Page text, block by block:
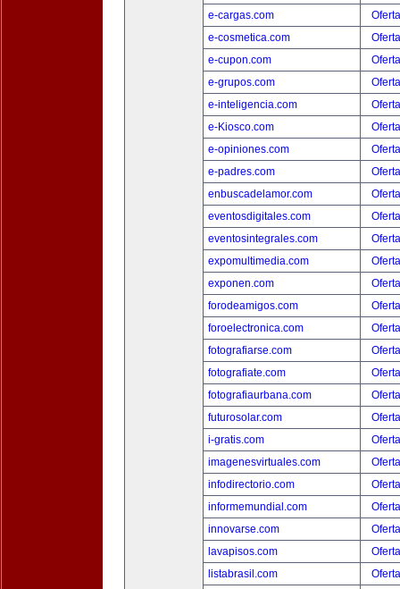
e-cargas.com
e-cosmetica.com
e-cupon.com
e-grupos.com
e-inteligencia.com
e-Kiosco.com
e-opiniones.com
e-padres.com
enbuscadelamor.com
eventosdigitales.com
eventosintegrales.com
expomultimedia.com
exponen.com
forodeamigos.com
foroelectronica.com
fotografiarse.com
fotografiate.com
fotografiaurbana.com
futurosolar.com
i-gratis.com
imagenesvirtuales.com
infodirectorio.com
informemundial.com
innovarse.com
lavapisos.com
listabrasil.com